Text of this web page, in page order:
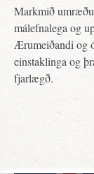
Markmið
málefnalega og
Ærumeiðandi og
einstaklinga og
fjarlægð.